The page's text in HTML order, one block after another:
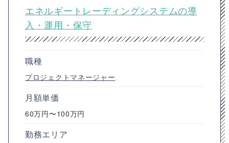
エネルギートレーディングシステムの導
入・運用・保守
職種
プロジェクトマネージャー
月額単価
60万円〜100万円
勤務エリア